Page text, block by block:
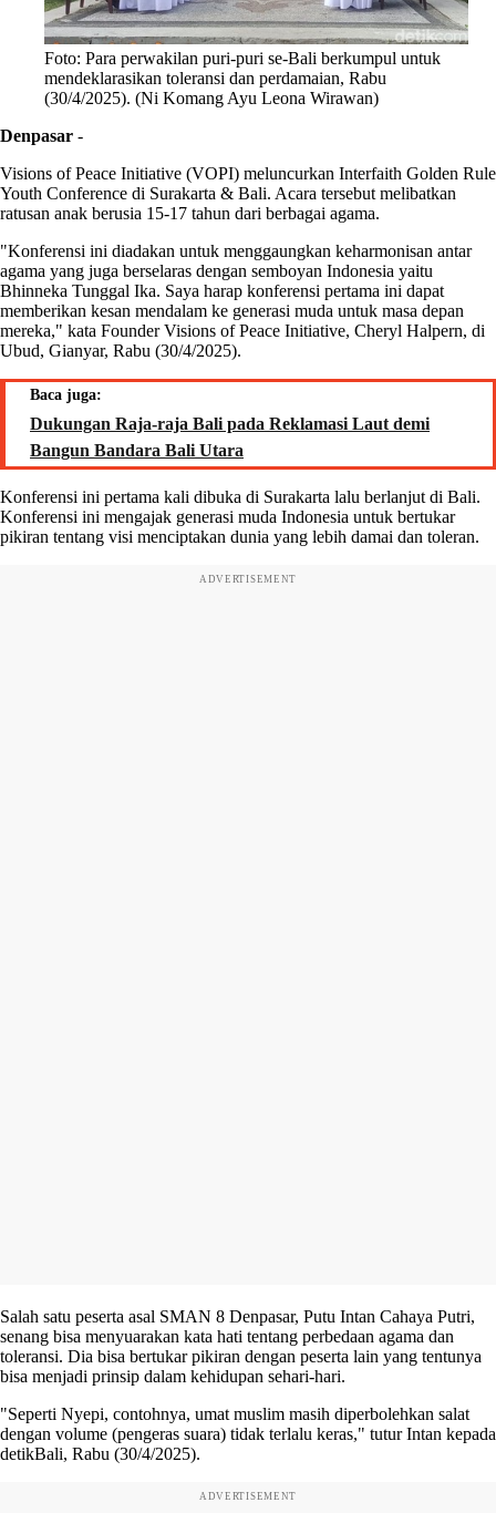
Foto: Para perwakilan puri-puri se-Bali berkumpul untuk
mendeklarasikan toleransi dan perdamaian, Rabu
(30/4/2025). (Ni Komang Ayu Leona Wirawan)
Denpasar -
Visions of Peace Initiative (VOPI) meluncurkan Interfaith Golden Rule
Youth Conference di Surakarta & Bali. Acara tersebut melibatkan
ratusan anak berusia 15-17 tahun dari berbagai agama.
"Konferensi ini diadakan untuk menggaungkan keharmonisan antar
agama yang juga berselaras dengan semboyan Indonesia yaitu
Bhinneka Tunggal Ika. Saya harap konferensi pertama ini dapat
memberikan kesan mendalam ke generasi muda untuk masa depan
mereka," kata Founder Visions of Peace Initiative, Cheryl Halpern, di
Ubud, Gianyar, Rabu (30/4/2025).
Baca juga:
Dukungan Raja-raja Bali pada Reklamasi Laut demi
Bangun Bandara Bali Utara
Konferensi ini pertama kali dibuka di Surakarta lalu berlanjut di Bali.
Konferensi ini mengajak generasi muda Indonesia untuk bertukar
pikiran tentang visi menciptakan dunia yang lebih damai dan toleran.
ADVERTISEMENT
Salah satu peserta asal SMAN 8 Denpasar, Putu Intan Cahaya Putri,
senang bisa menyuarakan kata hati tentang perbedaan agama dan
toleransi. Dia bisa bertukar pikiran dengan peserta lain yang tentunya
bisa menjadi prinsip dalam kehidupan sehari-hari.
"Seperti Nyepi, contohnya, umat muslim masih diperbolehkan salat
dengan volume (pengeras suara) tidak terlalu keras," tutur Intan kepada
detikBali, Rabu (30/4/2025).
ADVERTISEMENT